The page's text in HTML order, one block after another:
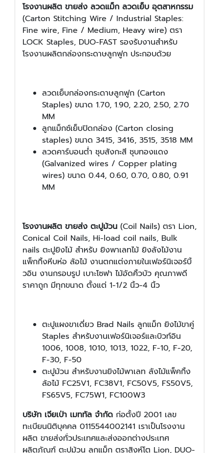
โรงงานผลิต ขายส่ง ลวดแม็ก ลวดเย็บ อุตสาหกรรม
(Carton Stitching Wire / Industrial Staples:
Fine wire, Fine / Medium, Heavy wire) ตรา
LOCK Staples, DUO-FAST รองรับงานสำหรับ
โรงงานผลิตกล่องกระดาษลูกฟูก ประกอบด้วย
ลวดเย็บกล่องกระดาษลูกฟูก (Carton
Staples) ขนาด 1.70, 1.90, 2.20, 2.50, 2.70
MM
ลูกแม็กซ์เย็บปิดกล่อง (Carton closing
staples) ขนาด 3415, 3416, 3515, 3518 MM
ลวดคาร์บอนต่ำ ชุบสังกะสี ชุบทองแดง
(Galvanized wires / Copper plating
wires) ขนาด 0.44, 0.60, 0.70, 0.80, 0.91
MM
โรงงานผลิต ขายส่ง ตะปูม้วน (Coil Nails) ตรา Lion,
Conical Coil Nails, Hi-load coil nails, Bulk
nails ตะปูยิงไม้ สำหรับ ยิงพาเลทไม้ ยิงลังไม้งาน
แพ็กกิ้งหีบห่อ ล้อไม้ งานตกแต่งภายในเฟอร์นิเจอร์บิ้
วอิน งานกรอบรูป เบาะโซฟา ไม้อัดคิ้วบัว คุณภาพดี
ราคาถูก มีทุกขนาด ตั้งแต่ 1-1/2 นิ้ว-4 นิ้ว
ตะปูแผงขาเดี่ยว Brad Nails ลูกแม็ก ยิงไม้ขาคู่
Staples สำหรับงานเฟอร์นิเจอร์และบิวท์อิน
1006, 1008, 1010, 1013, 1022, F-10, F-20,
F-30, F-50
ตะปูม้วน สำหรับงานยิงไม้พาเลท ลังไม้แพ็คกิ้ง
ล้อไม้ FC25V1, FC38V1, FC50V5, FS50V5,
FS65V5, FC75W1, FC100W3
บริษัท เจียเป่า เมททัล จำกัด ก่อตั้งปี 2001 เลข
ทะเบียนนิติบุคคล 0115544002141 เราเป็นโรงงาน
ผลิต ขายส่งทั่วประเทศและส่งออกต่างประเทศ
ผลิตภัณฑ์ ตะปูม้วน ลูกแม็ก ตราสิงห์โต Lion, DUO-